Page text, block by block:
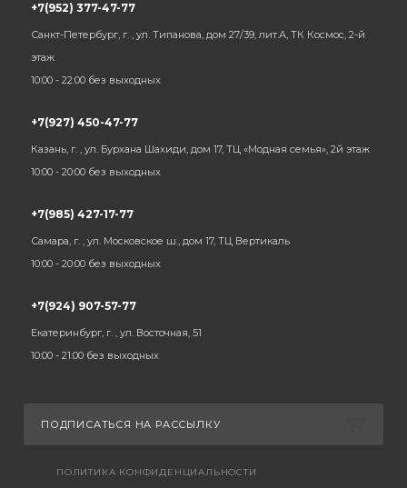
+7(952) 377-47-77
Санкт-Петербург, г. , ул. Типанова, дом 27/39, лит.А, ТК Космос, 2-й
этаж
10:00 - 22:00 без выходных
+7(927) 450-47-77
Казань, г. , ул. Бурхана Шахиди, дом 17, ТЦ «Модная семья», 2й этаж
10:00 - 20:00 без выходных
+7(985) 427-17-77
Самара, г. , ул. Московское ш., дом 17, ТЦ Вертикаль
10:00 - 20:00 без выходных
+7(924) 907-57-77
Екатеринбург, г. , ул. Восточная, 51
10:00 - 21:00 без выходных
ПОДПИСАТЬСЯ НА РАССЫЛКУ
ПОЛИТИКА КОНФИДЕНЦИАЛЬНОСТИ